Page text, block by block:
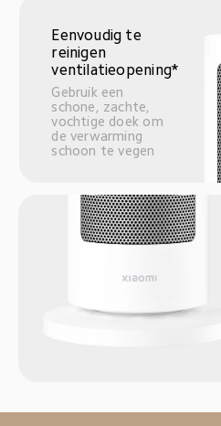
Eenvoudig te
reinigen
ventilatieopening*
Gebruik een
schone, zachte,
vochtige doek om
de verwarming
schoon te vegen